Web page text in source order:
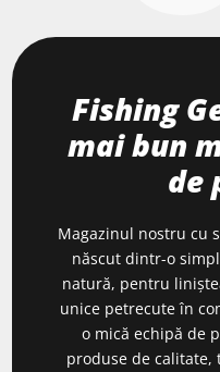
Fishing
mai bun
de
Magazinul nostru cu
născut dintr-o
natură, pentru
unice petrecute în
o mică echipă de
produse de calitate,